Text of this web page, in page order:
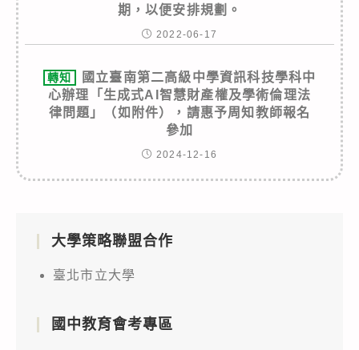
期，以便安排規劃。
2022-06-17
轉知
國立臺南第二高級中學資訊科技學科中
心辦理「生成式AI智慧財產權及學術倫理法
律問題」（如附件），請惠予周知教師報名
參加
2024-12-16
大學策略聯盟合作
臺北市立大學
國中教育會考專區